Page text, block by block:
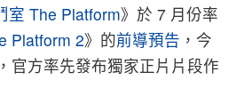
室 The Platform》於 7 月份率
Platform 2》的前導預告 ，今
官方率先發布獨家正片片段作